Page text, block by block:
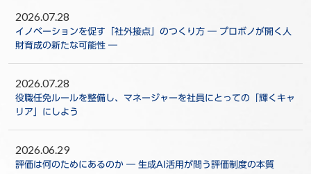
2026.07.28
イノベーションを促す「社外接点」のつくり方 ― プロボノが開く人
財育成の新たな可能性 ―
2026.07.28
役職任免ルールを整備し、マネージャーを社員にとっての「輝くキャ
リア」にしよう
2026.06.29
評価は何のためにあるのか ― 生成AI活用が問う評価制度の本質